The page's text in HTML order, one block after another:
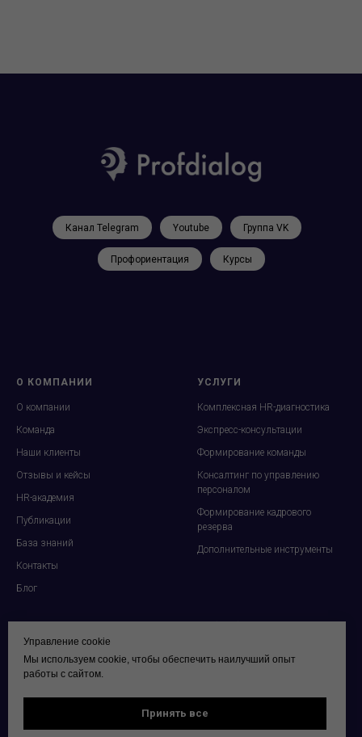
Канал Telegram Youtube Группа VK
Профориентация Курсы
О КОМПАНИИ
О компании
Команда
Наши клиенты
Отзывы и кейсы
HR-академия
Публикации
База знаний
Контакты
Блог
УСЛУГИ
Комплексная HR-диагностика
Экспресс-консультации
Формирование команды
Консалтинг по управлению
персоналом
Формирование кадрового
резерва
Дополнительные инструменты
Международный Институт
© 2015-2026 ООО Экспертно-
Управление cookie
Мы используем cookie, чтобы обеспечить наилучший опыт
работы с сайтом.
Принять все